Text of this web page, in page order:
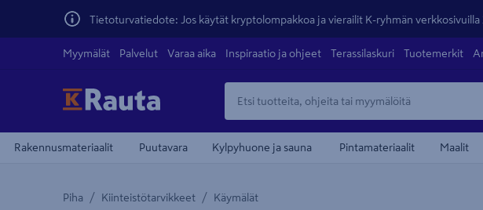
Tietoturvatiedote: Jos käytät kryptolompakkoa ja vierailit K-ryhmän verkkosivuilla
Myymälät Palvelut Varaa aika Inspiraatio ja ohjeet Terassilaskuri Tuotemerkit
Rakennusmateriaalit Puutavara Kylpyhuone ja sauna Pintamateriaalit Maalit
Piha Kiinteistötarvikkeet Käymälät